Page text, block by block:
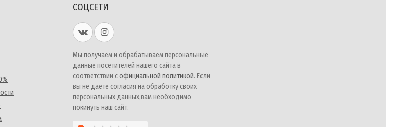
СОЦСЕТИ
Мы получаем и обрабатываем персональные
данные посетителей нашего сайта в
соответствии софициальной политикой. Если
вы не даете согласия на обработку своих
персональных данных,вам необходимо
покинуть наш сайт.